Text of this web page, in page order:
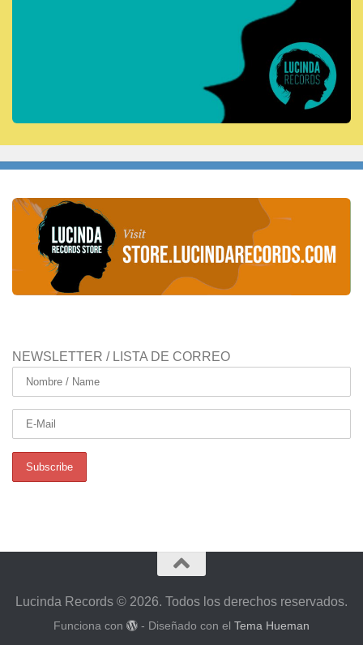
NEWSLETTER / LISTA DE CORREO
Lucinda Records © 2026. Todos los derechos reservados.
Funciona con - Diseñado con el Tema Hueman